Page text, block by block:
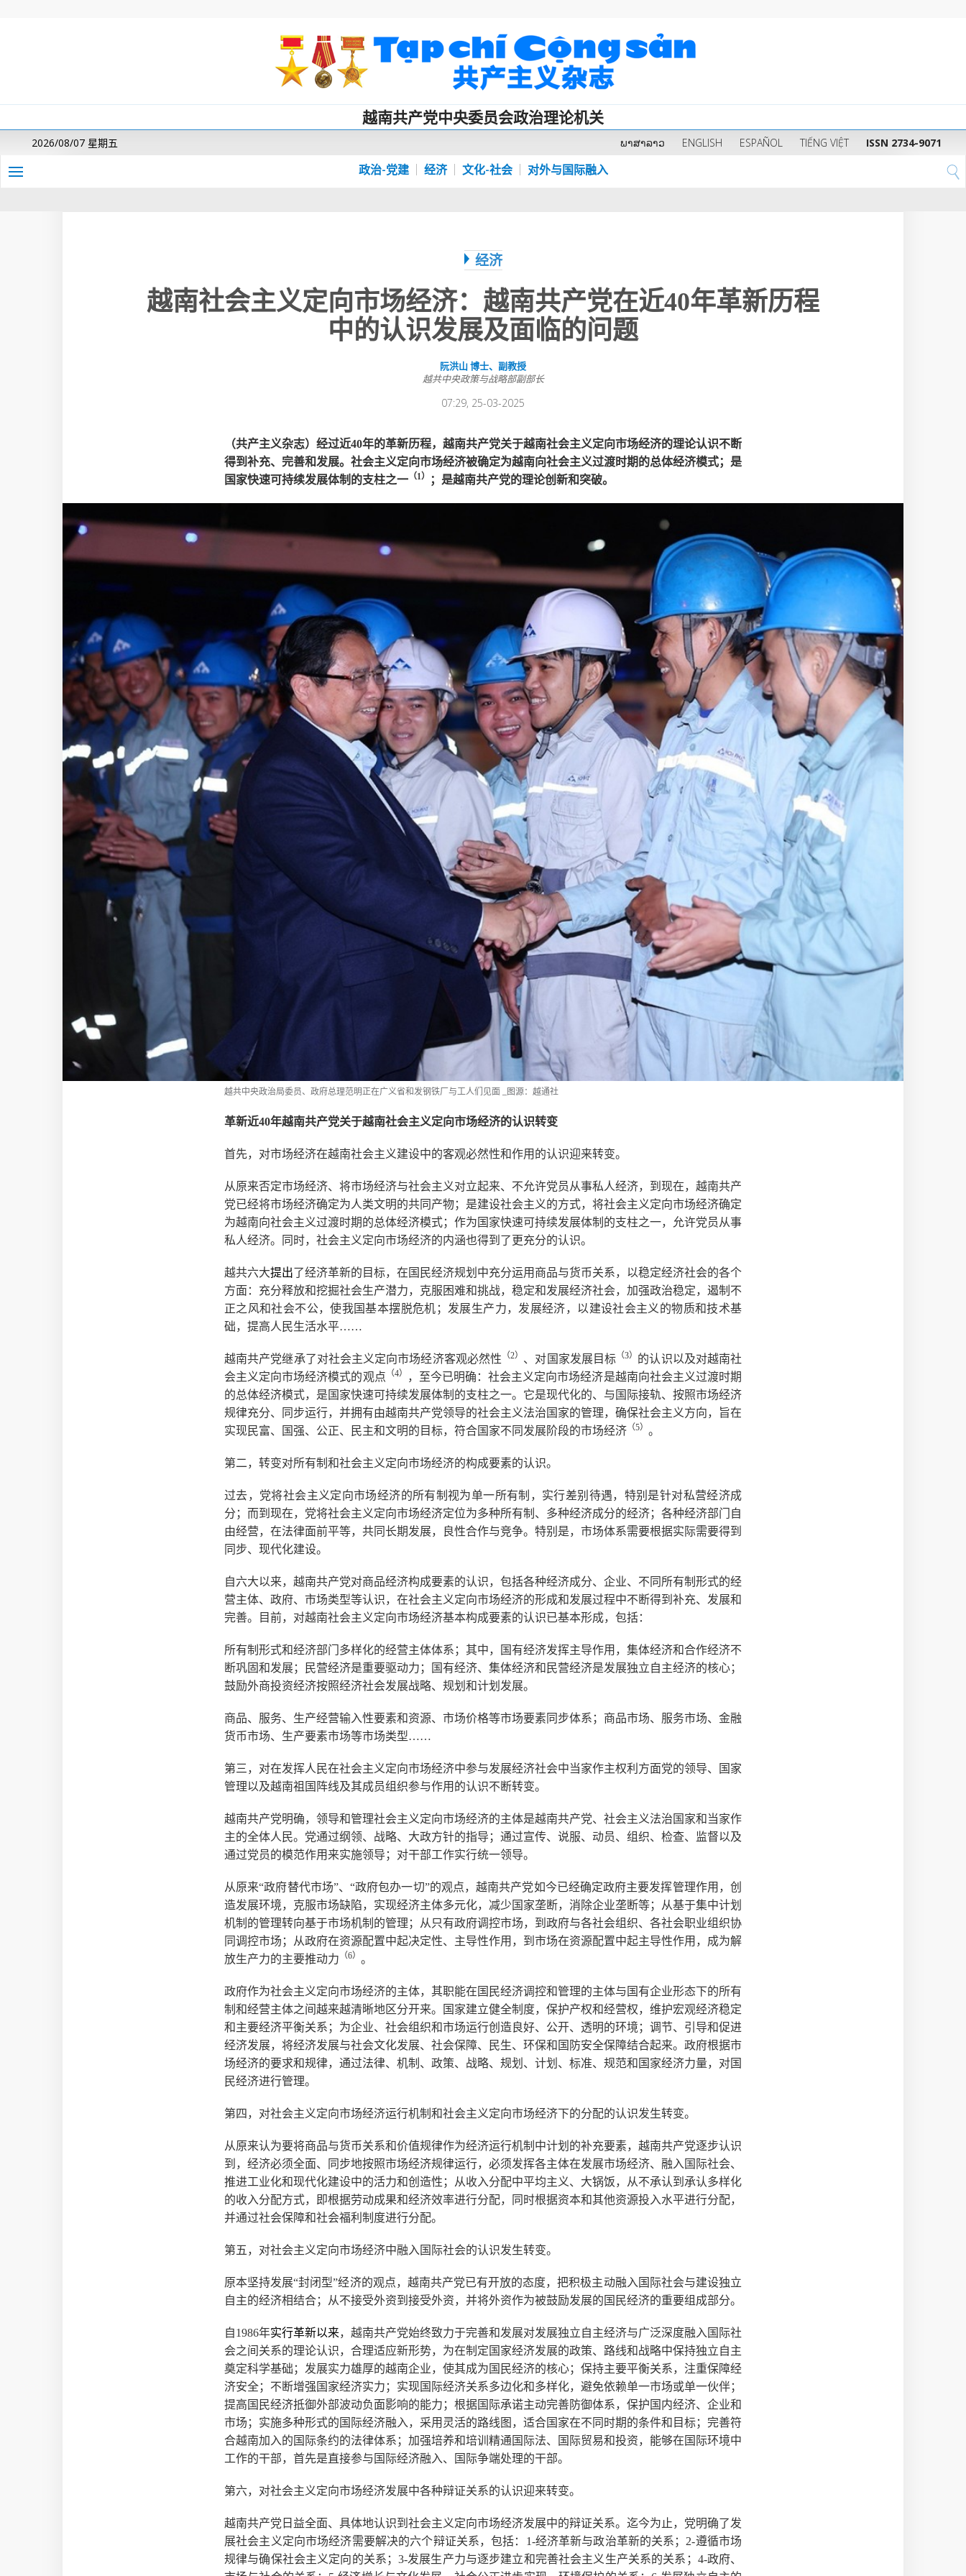
越南共产党中央委员会政治理论机关
2026/08/07 星期五 ພາສາລາວ ENGLISH ESPAÑOL TIẾNG VIỆT ISSN 2734-9071
政治-党建 经济 文化-社会 对外与国际融入
经济
越南社会主义定向市场经济：越南共产党在近​​40年革新历程
中的认识发展及面临的问题
阮洪山 博士、副教授
越共中央政策与战略部副部长
07:29, 25-03-2025
（共产主义杂志）经过近40年的革新历程，越南共产党关于越南社会主义定向市场经济的理论认识不断
得到补充、完善和发展。社会主义定向市场经济被确定为越南向社会主义过渡时期的总体经济模式；是
国家快速可持续发展体制的支柱之一 （1） ；是越南共产党的理论创新和突破。
越共中央政治局委员、政府总理范明正在广义省和发钢铁厂与工人们见面 _图源：越通社
革新近40年越南共产党关于越南社会主义定向市场经济的认识转变
首先，对市场经济在越南社会主义建设中的客观必然性和作用的认识迎来转变。
从原来否定市场经济、将市场经济与社会主义对立起来、不允许党员从事私人经济，到现在，越南共产
党已经将市场经济确定为人类文明的共同产物；是建设社会主义的方式，将社会主义定向市场经济确定
为越南向社会主义过渡时期的总体经济模式；作为国家快速可持续发展体制的支柱之一，允许党员从事
私人经济。同时，社会主义定向市场经济的内涵也得到了更充分的认识。
越共六大提出了经济革新的目标，在国民经济规划中充分运用商品与货币关系，以稳定经济社会的各个
方面：充分释放和挖掘社会生产潜力，克服困难和挑战，稳定和发展经济社会，加强政治稳定，遏制不
正之风和社会不公，使我国基本摆脱危机；发展生产力，发展经济，以建设社会主义的物质和技术基
础，提高人民生活水平……
越南共产党继承了对社会主义定向市场经济客观必然性 （2） 、对国家发展目标 （3） 的认识以及对越南社
会主义定向市场经济模式的观点 （4）
，至今已明确：社会主义定向市场经济是越南向社会主义过渡时期
的总体经济模式，是国家快速可持续发展体制的支柱之一。它是现代化的、与国际接轨、按照市场经济
规律充分、同步运行，并拥有由越南共产党领导的社会主义法治国家的管理，确保社会主义方向，旨在
实现民富、国强、公正、民主和文明的目标，符合国家不同发展阶段的市场经济 （5） 。
第二，转变对​​所有制和社会主义定向市场经济的构成要素的认识。
过去，党将社会主义定向市场经济的所有制视为单一所有制，实行差别待遇，特别是针对私营经济成
分；而到现在，党将社会主义定向市场经济定位为多种所有制、多种经济成分的经济；各种经济部门自
由经营，在法律面前平等，共同长期发展，良性合作与竞争。特别是，市场体系需要根据实际需要得到
同步、现代化建设。
自六大以来，越南共产党对商品经济构成要素的认识，包括各种经济成分、企业、不同所有制形式的经
营主体、政府、市场类型等认识，在社会主义定向市场经济的形成和发展过程中不断得到补充、发展和
完善。目前，对越南社会主义定向市场经济基本构成要素的认识已基本形成，包括：
所有制形式和经济部门多样化的经营主体体系；其中，国有经济发挥主导作用，集体经济和合作经济不
断巩固和发展；民营经济是重要驱动力；国有经济、集体经济和民营经济是发展独立自主经济的核心；
鼓励外商投资经济按照经济社会发展战略、规划和计划发展。
商品、服务、生产经营输入性要素和资源、市场价格等市场要素同步体系；商品市场、服务市场、金融
货币市场、生产要素市场等市场类型……
第三，对在发挥人民在社会主义定向市场经济中参与发展经济社会中当家作主权利方面党的领导、国家
管理以及越南祖国阵线及其成员组织参与作用的认识不断转变。
越南共产党明确，领导和管理社会主义定向市场经济的主体是越南共产党、社会主义法治国家和当家作
主的全体人民。党通过纲领、战略、大政方针的指导；通过宣传、说服、动员、组织、检查、监督以及
通过党员的模范作用来实施领导；对干部工作实行统一领导。
从原来“政府替代市场”、“政府包办一切”的观点，越南共产党如今已经确定政府主要发挥管理作用，创
造发展环境，克服市场缺陷，实现经济主体多元化，减少国家垄断，消除企业垄断等；从基于集中计划
机制的管理转向基于市场机制的管理；从只有政府调控市场，到政府与各社会组织、各社会职业组织协
同调控市场；从政府在资源配置中起决定性、主导性作用，到市场在资源配置中起主导性作用，成为解
放生产力的主要推动力 （6） 。
政府作为社会主义定向市场经济的主体，其职能在国民经济调控和管理的主体与国有企业形态下的所有
制和经营主体之间越来越清晰地区分开来。国家建立健全制度，保护产权和经营权，维护宏观经济稳定
和主要经济平衡关系；为企业、社会组织和市场运行创造良好、公开、透明的环境；调节、引导和促进
经济发展，将经济发展与社会文化发展、社会保障、民生、环保和国防安全保障结合起来。政府根据市
场经济的要求和规律，通过法律、机制、政策、战略、规划、计划、标准、规范和国家经济力量，对国
民经济进行管理。
第四，对社会主义定向市场经济运行机制和社会主义定向市场经济下的分配的认识发生转变。
从原来认为要将商品与货币关系和价值规律作为经济运行机制中计划的补充要素，越南共产党逐步认识
到，经济必须全面、同步地按照市场经济规律运行，必须发挥各主体在发展市场经济、融入国际社会、
推进工业化和现代化建设中的活力和创造性；从收入分配中平均主义、大锅饭，从不承认到承认多样化
的收入分配方式，即根据劳动成果和经济效率进行分配，同时根据资本和其他资源投入水平进行分配，
并通过社会保障和社会福利制度进行分配。
第五，对社会主义定向市场经济中融入国际社会的认识发生转变。
原本坚持发展“封闭型”经济的观点，越南共产党已有开放的态度，把积极主动融入国际社会与建设独立
自主的经济相结合；从不接受外资到接受外资，并将外资作为被鼓励发展的国民经济的重要组成部分。
自1986年实行革新以来，越南共产党始终致力于完善和发展对发展独立自主经济与广泛深度融入国际社
会之间关系的理论认识，合理适应新形势，为在制定国家经济发展的政策、路线和战略中保持独立自主
奠定科学基础；发展实力雄厚的越南企业，使其成为国民经济的核心；保持主要平衡关系，注重保障经
济安全；不断增强国家经济实力；实现国际经济关系多边化和多样化，避免依赖单一市场或单一伙伴；
提高国民经济抵御外部波动负面影响的能力；根据国际承诺主动完善防御体系，保护国内经济、企业和
市场；实施多种形式的国际经济融入，采用灵活的路线图，适合国家在不同时期的条件和目标；完善符
合越南加入的国际条约的法律体系；加强培养和培训精通国际法、国际贸易和投资，能够在国际环境中
工作的干部，首先是直接参与国际经济融入、国际争端处理的干部。
第六，对社会主义定向市场经济发展中各种辩证关系的认识迎来转变。
越南共产党日益全面、具体地认识到社会主义定向市场经济发展中的辩证关系。迄今为止，党明确了发
展社会主义定向市场经济需要解决的六个辩证关系，包括：1-经济革新与政治革新的关系；2-遵循市场
规律与确保社会主义定向的关系；3-发展生产力与逐步建立和完善社会主义生产关系的关系；4-政府、